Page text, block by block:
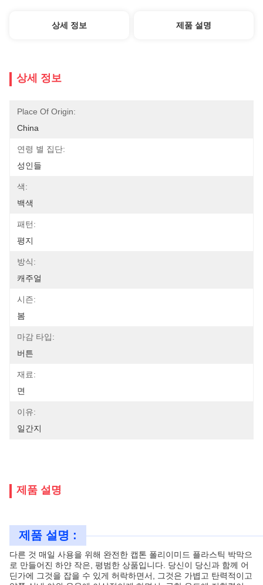
상세 정보 제품 설명
상세 정보
Place Of Origin:
China
연령 별 집단:
성인들
색:
백색
패턴:
평지
방식:
캐주얼
시즌:
봄
마감 타입:
버튼
재료:
면
이유:
일간지
제품 설명
제품 설명 :
다른 것 매일 사용을 위해 완전한 캡톤 폴리이미드 플라스틱 박막으
로 만들어진 하얀 작은, 평범한 상품입니다. 당신이 당신과 함께 어
딘가에 그것을 잡을 수 있게 허락하면서, 그것은 가볍고 탄력적이고